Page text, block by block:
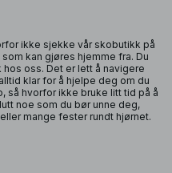
ikke sjekke vår skobutikk på
kan gjøres hjemme fra. Du
oss. Det er lett å navigere
klar for å hjelpe deg om du
så hvorfor ikke bruke litt tid på å
noe som du bør unne deg,
mange fester rundt hjørnet.